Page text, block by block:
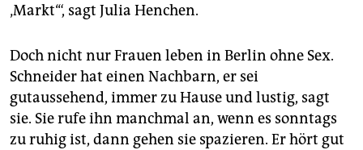
‚Markt‘“, sagt Julia Henchen.
Doch nicht nur Frauen leben in Berlin ohne Sex.
Schneider hat einen Nachbarn, er sei
gutaussehend, immer zu Hause und lustig, sagt
sie. Sie rufe ihn manchmal an, wenn es sonntags
zu ruhig ist, dann gehen sie spazieren. Er hört gut